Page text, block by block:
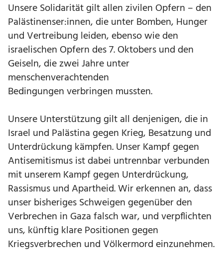
Unsere Solidarität gilt allen zivilen Opfern – den
Palästinenser:innen, die unter Bomben, Hunger
und Vertreibung leiden, ebenso wie den
israelischen Opfern des 7. Oktobers und den
Geiseln, die zwei Jahre unter
menschenverachtenden
Bedingungen verbringen mussten.
Unsere Unterstützung gilt all denjenigen, die in
Israel und Palästina gegen Krieg, Besatzung und
Unterdrückung kämpfen. Unser Kampf gegen
Antisemitismus ist dabei untrennbar verbunden
mit unserem Kampf gegen Unterdrückung,
Rassismus und Apartheid. Wir erkennen an, dass
unser bisheriges Schweigen gegenüber den
Verbrechen in Gaza falsch war, und verpflichten
uns, künftig klare Positionen gegen
Kriegsverbrechen und Völkermord einzunehmen.